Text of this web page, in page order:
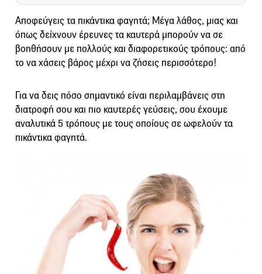
Αποφεύγεις τα πικάντικα φαγητά; Μέγα λάθος, μιας και
όπως δείχνουν έρευνες τα καυτερά μπορούν να σε
βοηθήσουν με πολλούς και διαφορετικούς τρόπους: από
το να χάσεις βάρος μέχρι να ζήσεις περισσότερο!
Για να δεις πόσο σημαντικό είναι περιλαμβάνεις στη
διατροφή σου και πιο καυτερές γεύσεις, σου έχουμε
αναλυτικά 5 τρόπους με τους οποίους σε ωφελούν τα
πικάντικα φαγητά.